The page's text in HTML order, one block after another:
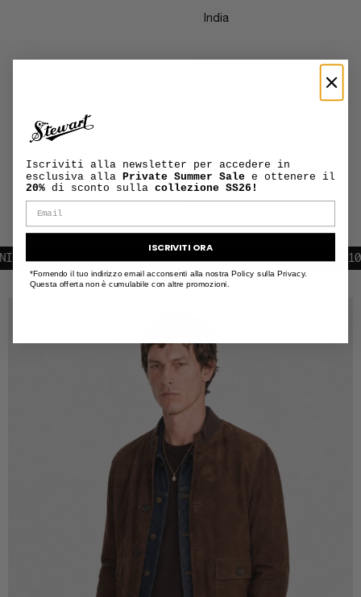
India
SU SPEDIZIONI
E RESI
+
IN TUTTA EUROPAISCRIVITI ALLA NEWSLETTER | 10% DI
PRODOTTI CORRELATI
Iscriviti alla newsletter per accedere in
esclusiva alla Private Summer Sale e ottenere il
20% di sconto sulla collezione SS26!
ISCRIVITI ORA
*Fornendo il tuo indirizzo email acconsenti alla nostra Policy sulla Privacy.
Questa offerta non è cumulabile con altre promozioni.